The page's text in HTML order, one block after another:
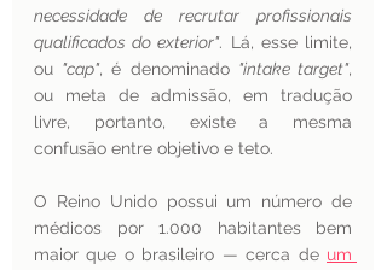
necessidade de recrutar profissionais
qualificados do exterior". Lá, esse limite,
ou "cap", é denominado "intake target",
ou meta de admissão, em tradução
livre, portanto, existe a mesma
confusão entre objetivo e teto.
O Reino Unido possui um número de
médicos por 1.000 habitantes bem
maior que o brasileiro — cerca de um